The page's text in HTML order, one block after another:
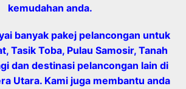
kemudahan anda.
banyak pakej pelancongan untuk
Tasik Toba, Pulau Samosir, Tanah
dan destinasi pelancongan lain di
Utara. Kami juga membantu anda